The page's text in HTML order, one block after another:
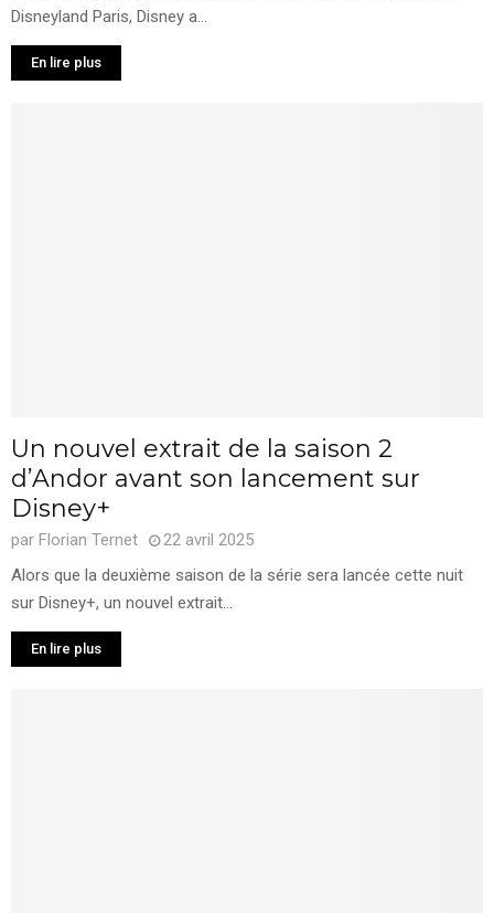
Disneyland Paris, Disney a...
En lire plus
Un nouvel extrait de la saison 2
d’Andor avant son lancement sur
Disney+
par Florian Ternet
22 avril 2025
Alors que la deuxième saison de la série sera lancée cette nuit
sur Disney+, un nouvel extrait...
En lire plus